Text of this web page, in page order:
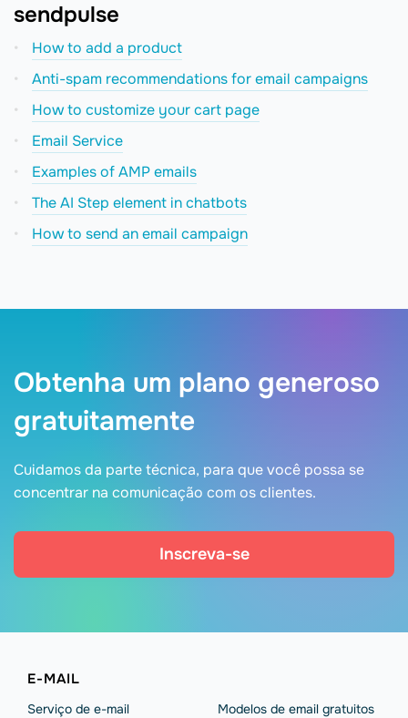
sendpulse
How to add a product
Anti-spam recommendations for email campaigns
How to сustomize your cart page
Email Service
Examples of AMP emails
The AI Step element in chatbots
How to send an email campaign
Obtenha um plano generoso
gratuitamente
Cuidamos da parte técnica, para que você possa se
concentrar na comunicação com os clientes.
Inscreva-se
E-MAIL
Serviço de e-mail
Modelos de email gratuitos